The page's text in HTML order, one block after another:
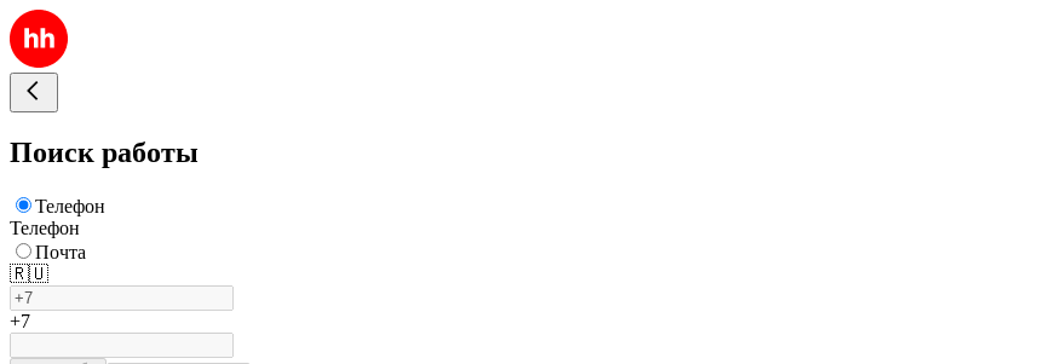
Поиск работы
Телефон
Телефон
Почта
🇷🇺
+7